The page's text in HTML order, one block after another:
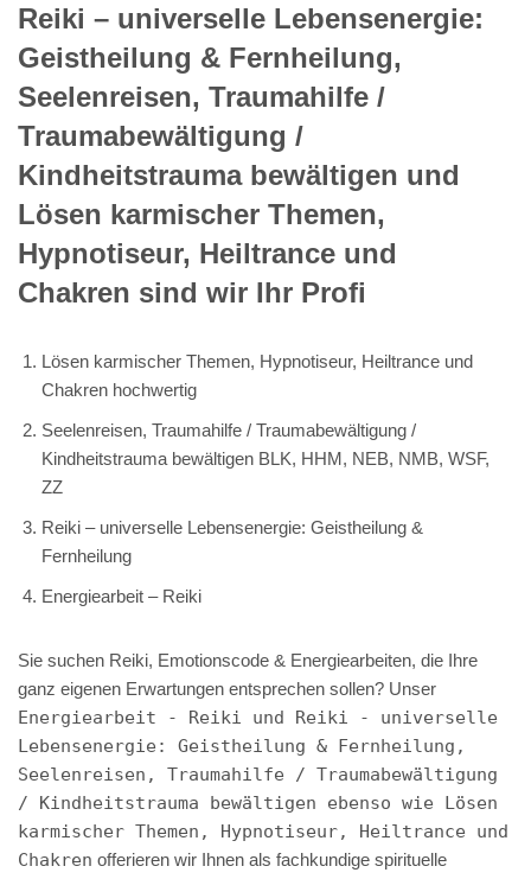
Reiki – universelle Lebensenergie:
Geistheilung & Fernheilung,
Seelenreisen, Traumahilfe /
Traumabewältigung /
Kindheitstrauma bewältigen und
Lösen karmischer Themen,
Hypnotiseur, Heiltrance und
Chakren sind wir Ihr Profi
Lösen karmischer Themen, Hypnotiseur, Heiltrance und
Chakren hochwertig
Seelenreisen, Traumahilfe / Traumabewältigung /
Kindheitstrauma bewältigen BLK, HHM, NEB, NMB, WSF,
ZZ
Reiki – universelle Lebensenergie: Geistheilung &
Fernheilung
Energiearbeit – Reiki
Sie suchen Reiki, Emotionscode & Energiearbeiten, die Ihre
ganz eigenen Erwartungen entsprechen sollen? Unser
Energiearbeit - Reiki und Reiki - universelle
Lebensenergie: Geistheilung & Fernheilung,
Seelenreisen, Traumahilfe / Traumabewältigung
/ Kindheitstrauma bewältigen ebenso wie Lösen
karmischer Themen, Hypnotiseur, Heiltrance und
Chakren offerieren wir Ihnen als fachkundige spirituelle